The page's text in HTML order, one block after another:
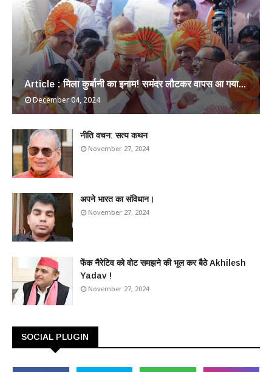
Article : मिला कुर्बानी का इनाम! समंदर लौटकर वापस आ गया...
December 04, 2024
​नीति वचन: सत्य कथन
November 27, 2024
अपने भारत का संविधान।
November 27, 2024
फेंक नैरेटिव को वोट समझने की भूल कर बैठे Akhilesh
Yadav !
November 27, 2024
SOCIAL PLUGIN